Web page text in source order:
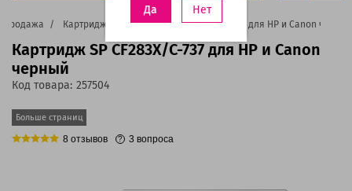
Да Нет
Картриджи Картридж SP CF283X/С-737 для HP и Canon
Картридж SP CF283X/С-737 для HP и Canon
черный
Код товара: 257504
Больше страниц
8 отзывов 3 вопроса